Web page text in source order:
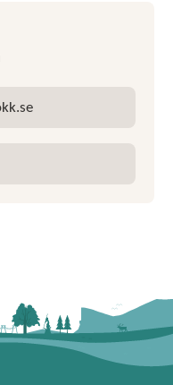
se